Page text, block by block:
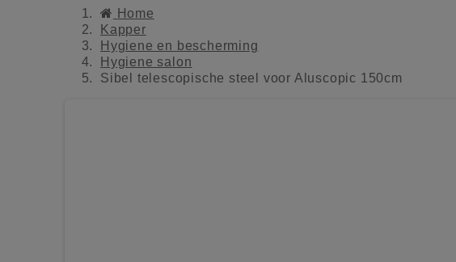
Home
Kapper
Hygiene en bescherming
Hygiene salon
Sibel telescopische steel voor Aluscopic 150cm